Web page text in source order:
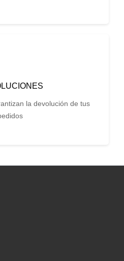
la devolución de tus